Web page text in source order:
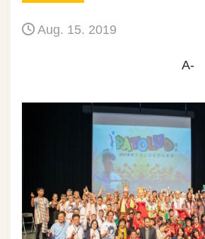
Aug. 15. 2019
A-